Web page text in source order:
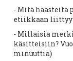
- Mitä haasteita
etiikkaan
- Millaisia
käsitteisiin?
minuuttia)